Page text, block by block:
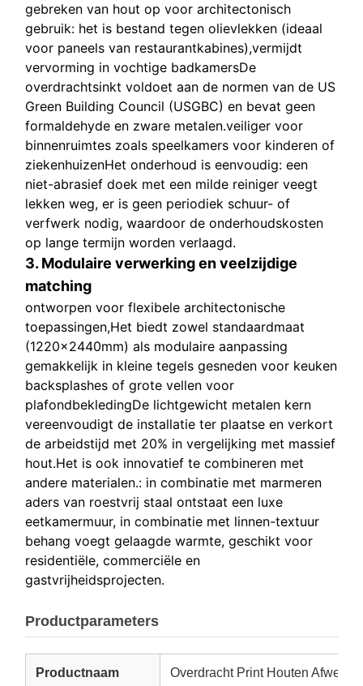
gebreken van hout op voor architectonisch
gebruik: het is bestand tegen olievlekken (ideaal
voor paneels van restaurantkabines),vermijdt
vervorming in vochtige badkamersDe
overdrachtsinkt voldoet aan de normen van de US
Green Building Council (USGBC) en bevat geen
formaldehyde en zware metalen.veiliger voor
binnenruimtes zoals speelkamers voor kinderen of
ziekenhuizenHet onderhoud is eenvoudig: een
niet-abrasief doek met een milde reiniger veegt
lekken weg, er is geen periodiek schuur- of
verfwerk nodig, waardoor de onderhoudskosten
op lange termijn worden verlaagd.
3. Modulaire verwerking en veelzijdige
matching
ontworpen voor flexibele architectonische
toepassingen,Het biedt zowel standaardmaat
(1220x2440mm) als modulaire aanpassing 
gemakkelijk in kleine tegels gesneden voor keuken
backsplashes of grote vellen voor
plafondbekledingDe lichtgewicht metalen kern
vereenvoudigt de installatie ter plaatse en verkort
de arbeidstijd met 20% in vergelijking met massief
hout.Het is ook innovatief te combineren met
andere materialen.: in combinatie met marmeren
aders van roestvrij staal ontstaat een luxe
eetkamermuur, in combinatie met linnen-textuur
behang voegt gelaagde warmte, geschikt voor
residentiële, commerciële en
gastvrijheidsprojecten.
Productparameters
Productnaam Overdracht Print Houten